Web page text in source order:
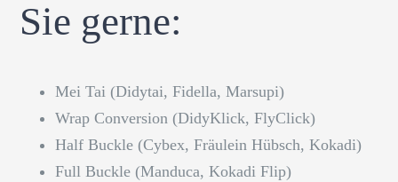
Sie gerne:
Mei Tai (Didytai, Fidella, Marsupi)
Wrap Conversion (DidyKlick, FlyClick)
Half Buckle (Cybex, Fräulein Hübsch, Kokadi)
Full Buckle (Manduca, Kokadi Flip)